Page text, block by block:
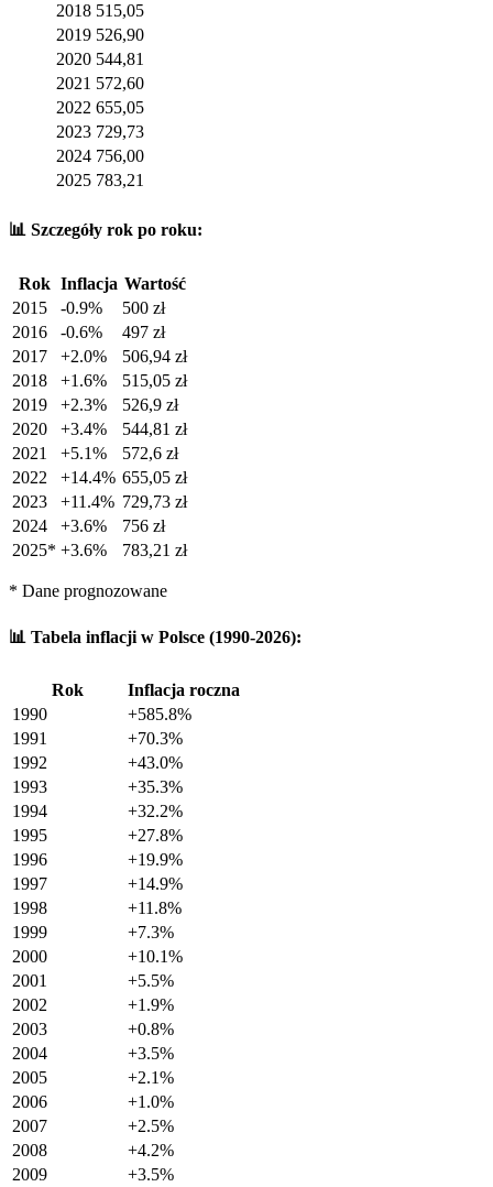
2018 515,05
2019 526,90
2020 544,81
2021 572,60
2022 655,05
2023 729,73
2024 756,00
2025 783,21
📊 Szczegóły rok po roku:
Rok Inflacja Wartość
2015
-0.9% 500 zł
2016
-0.6% 497 zł
2017
+2.0% 506,94 zł
2018
+1.6% 515,05 zł
2019
+2.3% 526,9 zł
2020
+3.4% 544,81 zł
2021
+5.1% 572,6 zł
2022
+14.4% 655,05 zł
2023
+11.4% 729,73 zł
2024
+3.6% 756 zł
2025* +3.6% 783,21 zł
* Dane prognozowane
📊 Tabela inflacji w Polsce (1990-2026):
Rok
Inflacja roczna
1990
+585.8%
1991
+70.3%
1992
+43.0%
1993
+35.3%
1994
+32.2%
1995
+27.8%
1996
+19.9%
1997
+14.9%
1998
+11.8%
1999
+7.3%
2000
+10.1%
2001
+5.5%
2002
+1.9%
2003
+0.8%
2004
+3.5%
2005
+2.1%
2006
+1.0%
2007
+2.5%
2008
+4.2%
2009
+3.5%